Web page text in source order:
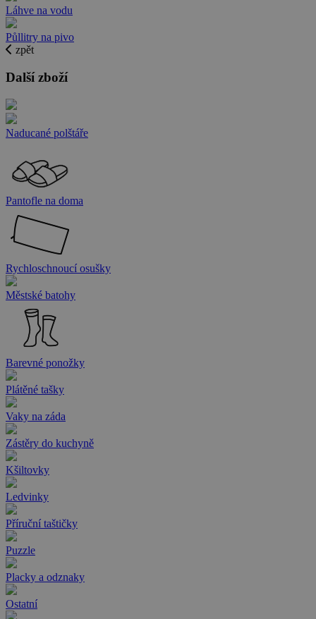
Láhve na vodu
Půllitry na pivo
zpět
Další zboží
Naducané polštáře
Pantofle na doma
Rychloschnoucí osušky
Městské batohy
Barevné ponožky
Plátěné tašky
Vaky na záda
Zástěry do kuchyně
Kšiltovky
Ledvinky
Příruční taštičky
Puzzle
Placky a odznaky
Ostatní